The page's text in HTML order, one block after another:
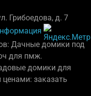
Грибоедова, д. 7
Дачные домики под
для пмж.
домики для
заказать